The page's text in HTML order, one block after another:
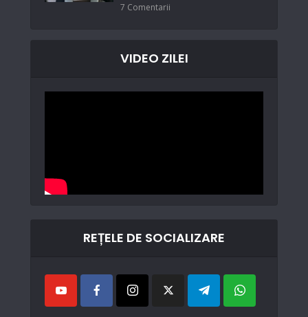
7 Comentarii
VIDEO ZILEI
REȚELE DE SOCIALIZARE